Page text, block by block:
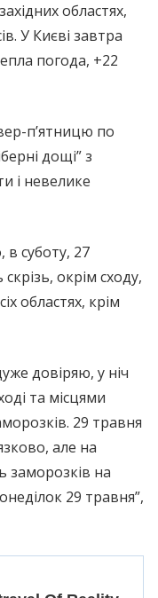
областях,
У Києві завтра
погода, +22
п’ятницю по
дощі” з
і невелике
суботу, 27
окрім сходу,
областях, крім
довіряю, у ніч
та місцями
29 травня
але на
заморозків на
29 травня”,